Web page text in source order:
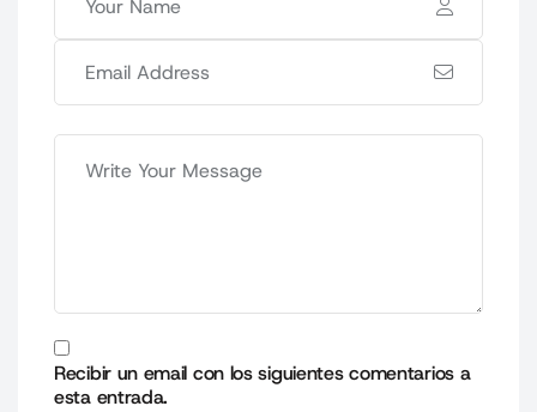
Recibir un email con los siguientes comentarios a
esta entrada.